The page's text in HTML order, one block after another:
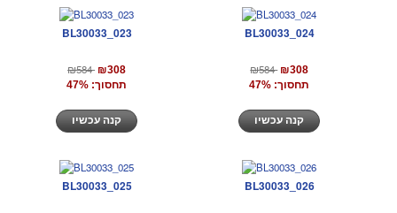
BL30033_023
₪584 ₪308
תחסוך: 47%
BL30033_024
₪584 ₪308
תחסוך: 47%
BL30033_025 BL30033_026